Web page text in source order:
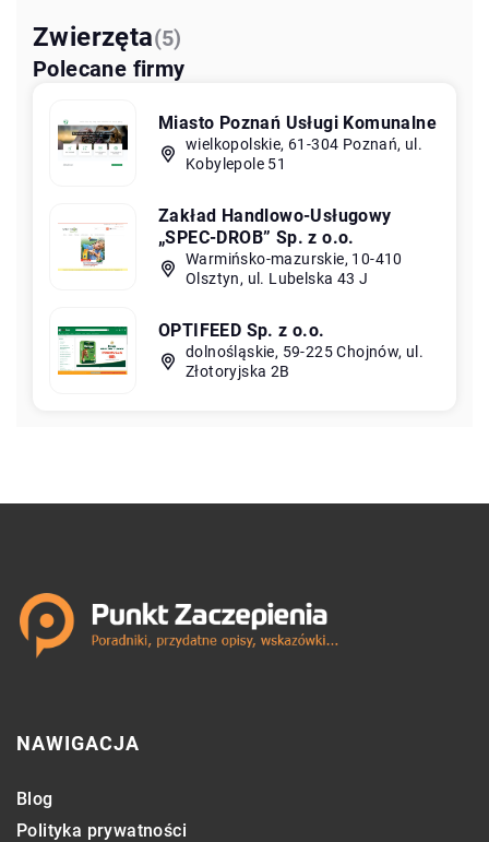
Zwierzęta(5)
Polecane firmy
Miasto Poznań Usługi Komunalne
wielkopolskie, 61-304 Poznań, ul.
Kobylepole 51
Zakład Handlowo-Usługowy
„SPEC-DROB” Sp. z o.o.
Warmińsko-mazurskie, 10-410
Olsztyn, ul. Lubelska 43 J
OPTIFEED Sp. z o.o.
dolnośląskie, 59-225 Chojnów, ul.
Złotoryjska 2B
NAWIGACJA
Blog
Polityka prywatności